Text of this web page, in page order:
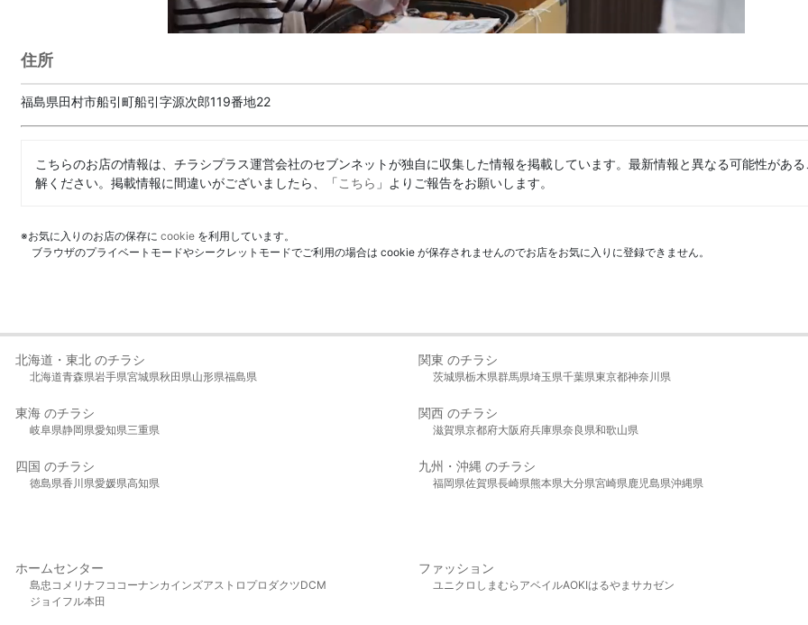
住所
福島県田村市船引町船引字源次郎119番地22
こちらのお店の情報は、チラシプラス運営会社のセブンネットが独自に収集した情報を掲載しています。最新情報と異なる可能性があ
解ください。掲載情報に間違いがございましたら、「こちら 」よりご報告をお願いします。
※お気に入りのお店の保存に cookie を利用しています。
ブラウザのプライベートモードやシークレットモードでご利用の場合は cookie が保存されませんのでお店をお気に入りに登録できません。
北海道・東北 のチラシ
北海道青森県岩手県宮城県秋田県山形県福島県
関東 のチラシ
茨城県栃木県群馬県埼玉県千葉県東京都神奈川県
東海 のチラシ
岐阜県静岡県愛知県三重県
関西 のチラシ
滋賀県京都府大阪府兵庫県奈良県和歌山県
四国 のチラシ
徳島県香川県愛媛県高知県
九州・沖縄 のチラシ
福岡県佐賀県長崎県熊本県大分県宮崎県鹿児島県沖縄県
ホームセンター
島忠 コメリ ナフコ コーナンカインズアストロプロダクツDCM
ジョイフル本田
ファッション
ユニクロ しまむら アベイルAOKIはるやま サカゼン